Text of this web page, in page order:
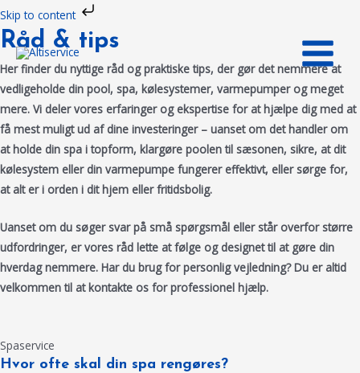
Skip to content
Gå
til
indholdet
MAIN
MENU
Råd & tips
Her finder du nyttige råd og praktiske tips, der gør det nemmere at
vedligeholde din pool, spa, kølesystemer, varmepumper og meget
mere. Vi deler vores erfaringer og ekspertise for at hjælpe dig med at
få mest muligt ud af dine investeringer – uanset om det handler om
at holde din spa i topform, klargøre poolen til sæsonen, sikre, at dit
kølesystem eller din varmepumpe fungerer effektivt, eller sørge for,
at alt er i orden i dit hjem eller fritidsbolig.
Uanset om du søger svar på små spørgsmål eller står overfor større
udfordringer, er vores råd lette at følge og designet til at gøre din
hverdag nemmere. Har du brug for personlig vejledning? Du er altid
velkommen til at kontakte os for professionel hjælp.
Spaservice
Hvor ofte skal din spa rengøres?